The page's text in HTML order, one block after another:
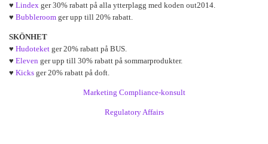
♥ Lindex ger 30% rabatt på alla ytterplagg med koden out2014.
♥ Bubbleroom ger upp till 20% rabatt.
SKÖNHET
♥ Hudoteket ger 20% rabatt på BUS.
♥ Eleven ger upp till 30% rabatt på sommarprodukter.
♥ Kicks ger 20% rabatt på doft.
Marketing Compliance-konsult
Regulatory Affairs